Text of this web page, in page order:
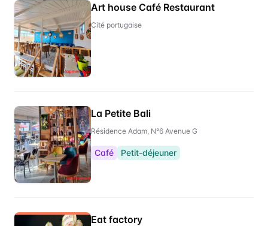
Art house Café Restaurant
Cité portugaise
La Petite Bali
Résidence Adam, N°6 Avenue G
Café Petit-déjeuner
Eat factory